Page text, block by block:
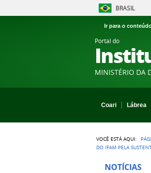
BRASIL
Ir para o
Portal do
MINISTÉRIO DA
Coari
Lábrea
VOCÊ ESTÁ AQUI:
DO IFAM PELA
NOTÍCIAS